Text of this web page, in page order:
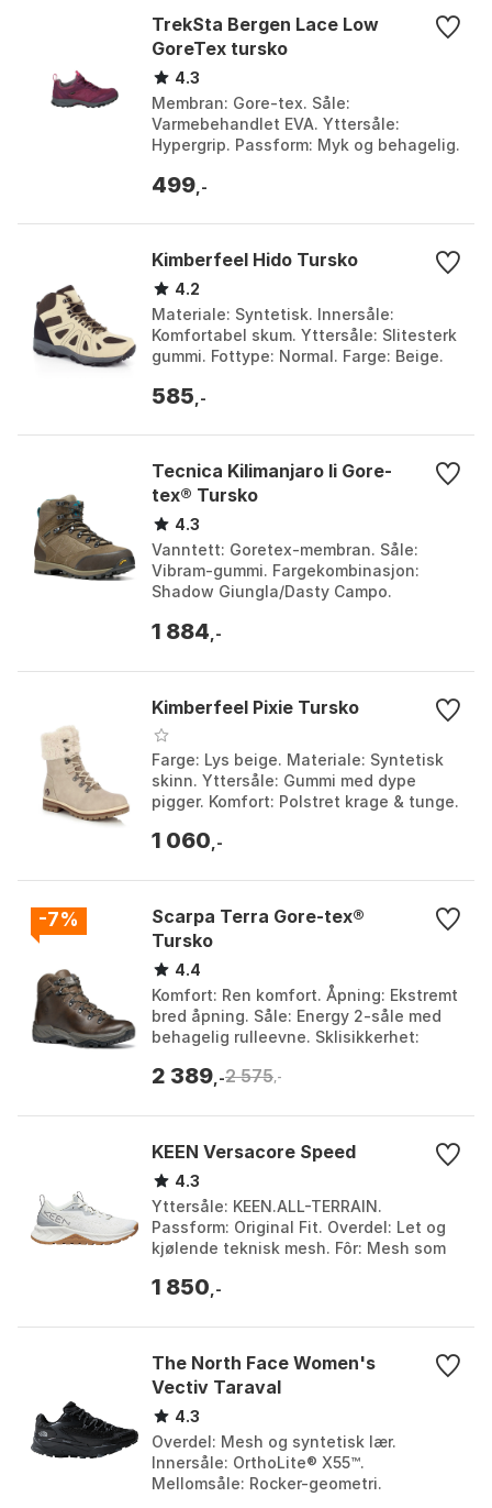
vanntett piggsko herre for brukere som prioriterer
sikkert isgrep, vannbeskyttelse og rask snøring i
typisk norsk vinterterreng, med trade-offs i
pusteevne, ankelsupport og innendørsbruk.
TrekSta Bergen Lace Low
GoreTex tursko
4.3
Membran: Gore-tex. Såle:
Varmebehandlet EVA. Yttersåle:
Hypergrip. Passform: Myk og behagelig.
499 ,-
Kimberfeel Hido Tursko
4.2
Materiale: Syntetisk. Innersåle:
Komfortabel skum. Yttersåle: Slitesterk
gummi. Fottype: Normal. Farge: Beige.
EU 44, EU ...
585 ,-
Tecnica Kilimanjaro Ii Gore-
tex® Tursko
4.3
Vanntett: Goretex-membran. Såle:
Vibram-gummi. Fargekombinasjon:
Shadow Giungla/Dasty Campo.
snøresystem. Farge: Deep lago / rich
1 884 ,-
Kimberfeel Pixie Tursko
Farge: Lys beige. Materiale: Syntetisk
skinn. Yttersåle: Gummi med dype
pigger. Komfort: Polstret krage & tunge.
36, EU...
1 060 ,-
-7%
Scarpa Terra Gore-tex®
Tursko
4.4
Komfort: Ren komfort. Åpning: Ekstremt
bred åpning. Såle: Energy 2-såle med
behagelig rulleevne. Sklisikkerhet:
profil. F...
2 389 ,-2 575,-
KEEN Versacore Speed
4.3
Yttersåle: KEEN.ALL-TERRAIN.
Passform: Original Fit. Overdel: Let og
kjølende teknisk mesh. Fôr: Mesh som
white-alloy. Størrel...
1 850 ,-
The North Face Women's
Vectiv Taraval
4.3
Overdel: Mesh og syntetisk lær.
Innersåle: OrthoLite® X55™.
Mellomsåle: Rocker-geometri.